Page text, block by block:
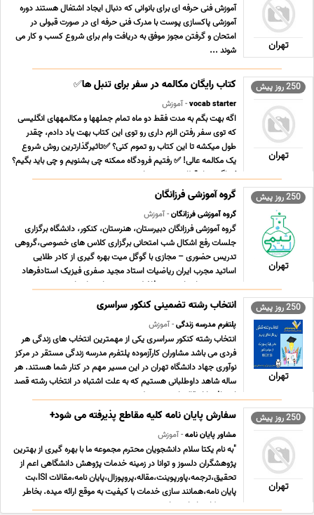
تهران
آموزش فنی حرفه ای برای بانوانی که دنبال ایجاد اشتغال هستند دوره
آموزشی پاکسازی پوست با مدرک فنی حرفه ای در صورت قبولی در
امتحان و گرفتن مجوز موفق به دریافت وام برای شروع کسب و کار می
شوند ...
250 روز پیش
تهران
کتاب رایگان مکالمه در سفر برای تنبل ها✅
vocab starter- آموزش
اگه بهت بگم به مدت فقط دو ماه تمام جملهها و مکالمههای انگلیسی
که توی سفر رفتن الزم داری رو توی این کتاب بهت یاد دادم، چقدر
طول میکشه تا این کتاب رو تموم کنی؟ ✅تاثیرگذارترین روش شروع
یک مکالمه عالی! ✅ رفتیم فرودگاه ممکنه چی بشنویم و چی باید بگیم؟
✅ اگه سوار قطار شدیم چی بای ... ...
250 روز پیش
تهران
گروه آموزشی فرزانگان
گروه آموزشی فرزانگان- آموزش
گروه آموزشی فرزانگان دبیرستان، هنرستان، کنکور، دانشگاه برگزاری
جلسات رفع اشکال شب امتحانی برگزاری کلاس های خصوصی،گروهی
تدریس حضوری – مجازی با گوگل میت بهره گیری از کادر طلایی
اساتید مجرب ایران ریاضیات استاد مجید صفری فیزیک استادفرهاد
موبد شیمی استاد سعید فاضل زیست شناسی استاد پور ... ...
250 روز پیش
تهران
انتخاب رشته تضمینی کنکور سراسری
پلتفرم مدرسه زندگی- آموزش
انتخاب رشته کنکور سراسری یکی از مهمترین انتخاب های زندگی هر
فردی می باشد مشاوران کارآزموده پلتفرم مدرسه زندگی مستقر در مرکز
نوآوری جهاد دانشگاه تهران در این مسیر مهم در کنار شما هستند. هر
ساله شاهد داوطلبانی هستیم که به علت اشتباه در انتخاب رشته قصد
انصراف یا انتقالی از رشته محل ... ...
250 روز پیش
تهران
سفارش پایان نامه کلیه مقاطع پذیرفته می شود+
مشاور پایان نامه- آموزش
"به نام یکتا سلام دانشجویان محترم مجموعه ما با بهره گیری از بهترین
پژوهشگران دلسوز و توانا در زمینه خدمات پژوهش دانشگاهی اعم از
تحقیق،ترجمه،پاورپوینت،مقاله،پروپوزال،پایان نامه،مقالات ISI،بت
پایان نامه،همانند سازی خدمات با کیفیت به موقع ارائه میده. بخاطر
تجربه کاری اساتید ما ... ...